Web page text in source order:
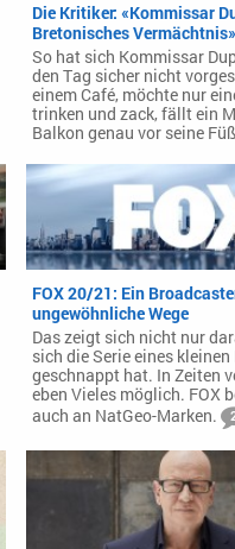
Die Kritiker: «Kommissar
Bretonisches Vermächtnis»
So hat sich Kommissar
den Tag sicher nicht
einem Café, möchte nur
trinken und zack, fällt ein
Balkon genau vor seine
FOX 20/21: Ein
ungewöhnliche Wege
Das zeigt sich nicht nur
sich die Serie eines
geschnappt hat. In Zeiten
eben Vieles möglich. FOX
auch an NatGeo-Marken.